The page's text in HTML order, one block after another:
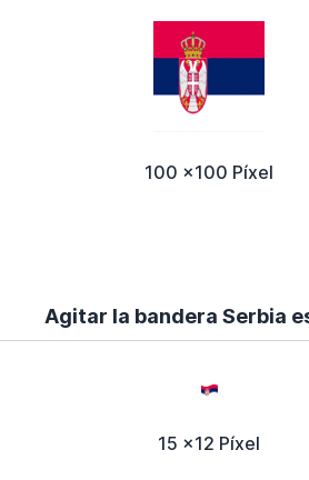
100 x100 Píxel
Agitar la bandera Serbia
15 x12 Píxel